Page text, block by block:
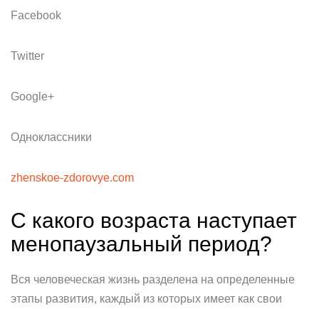
Facebook
Twitter
Google+
Одноклассники
zhenskoe-zdorovye.com
С какого возраста наступает
менопаузальный период?
Вся человеческая жизнь разделена на определенные
этапы развития, каждый из которых имеет как свои